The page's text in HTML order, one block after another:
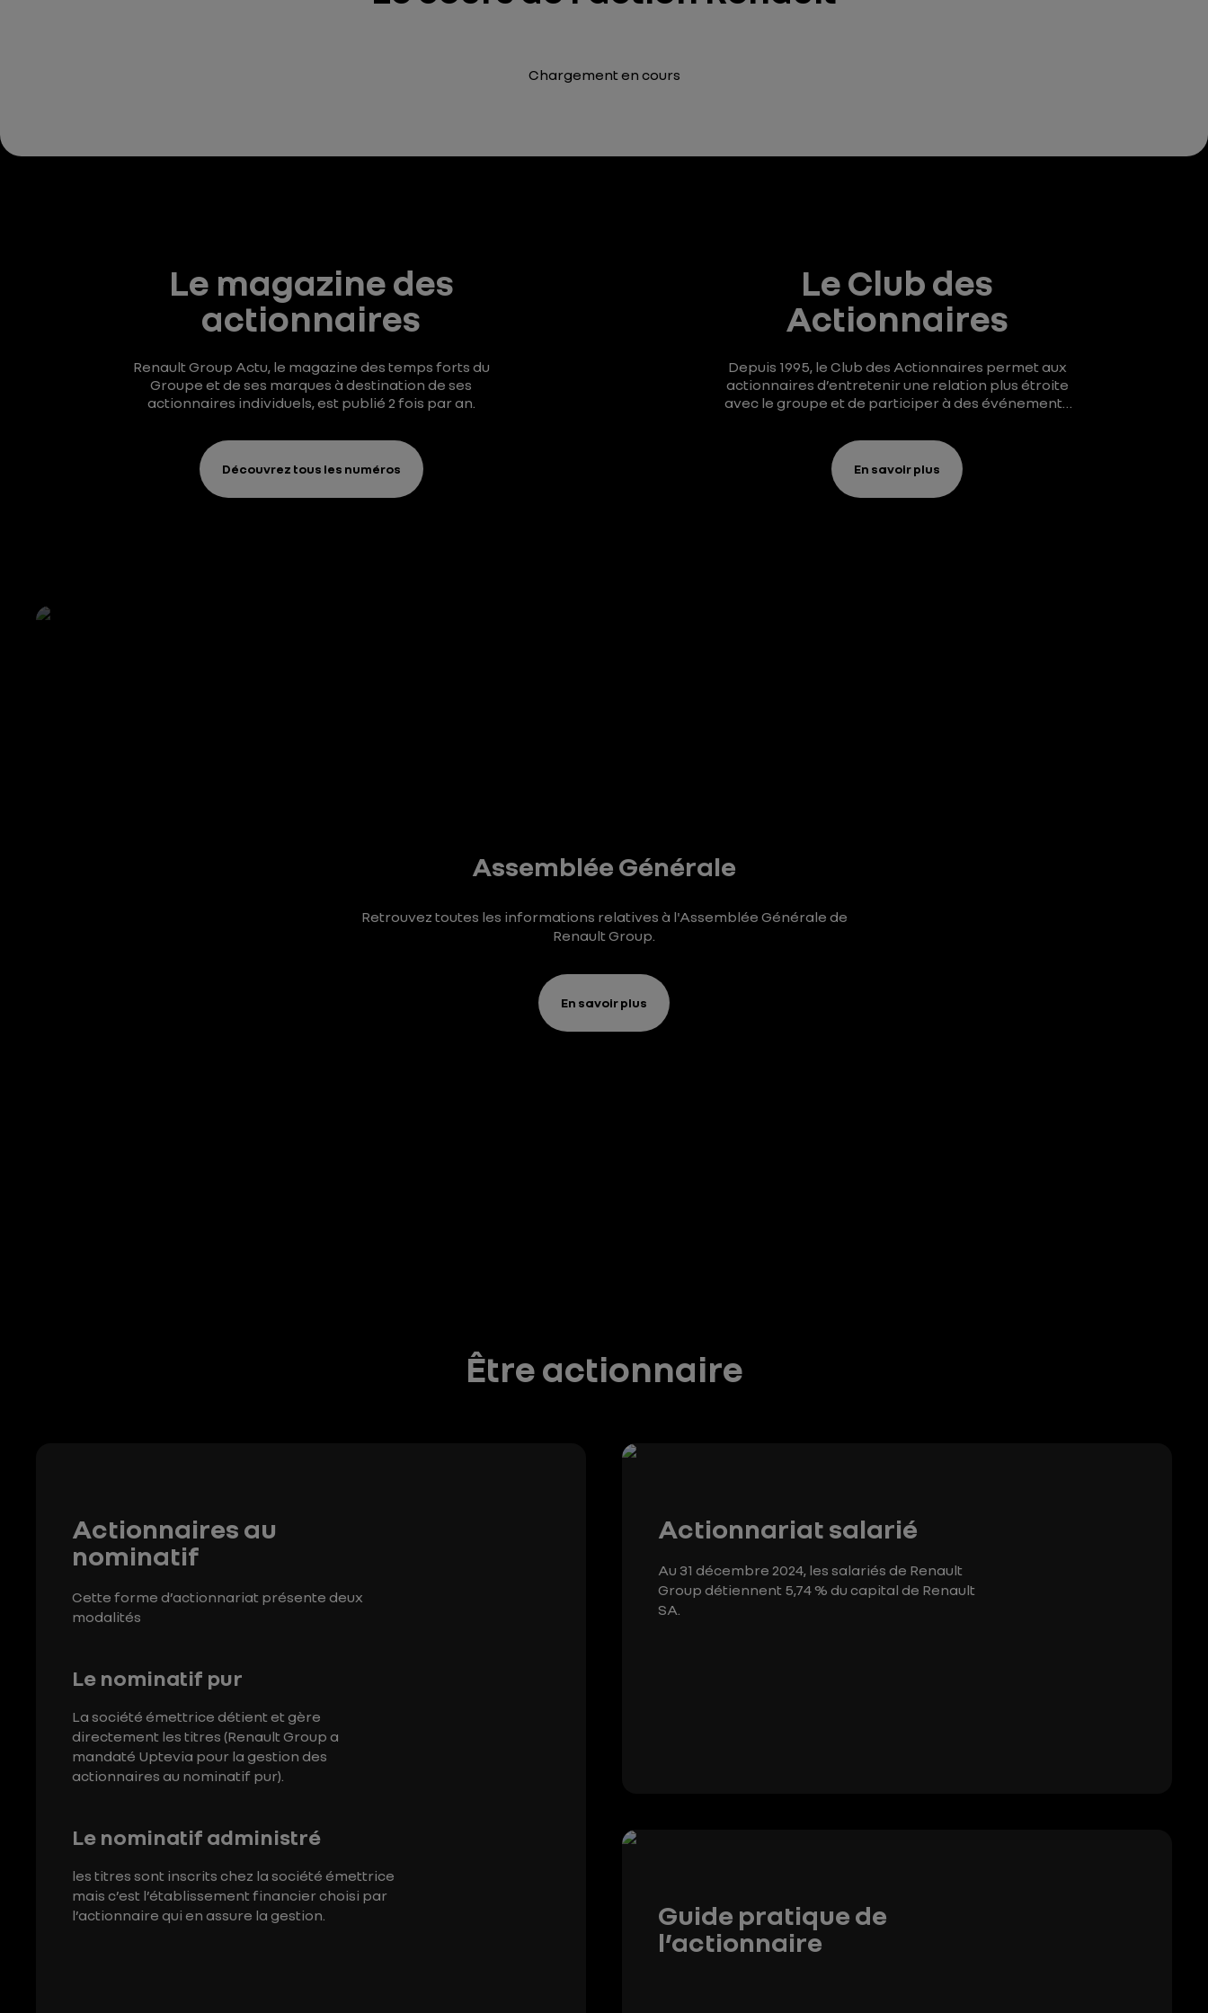
Chargement en cours
Le magazine des
actionnaires
Renault Group Actu, le magazine des temps forts du
Groupe et de ses marques à destination de ses
actionnaires individuels, est publié 2 fois par an.
Découvrez tous les numéros
Le Club des
Actionnaires
Depuis 1995, le Club des Actionnaires permet aux
actionnaires d’entretenir une relation plus étroite
avec le groupe et de participer à des événements
En savoir plus
Assemblée Générale
Retrouvez toutes les informations relatives à l'Assemblée Générale de
Renault Group.
En savoir plus
Être actionnaire
Actionnaires au
nominatif
Cette forme d’actionnariat présente deux
modalités
Le nominatif pur
La société émettrice détient et gère
directement les titres (Renault Group a
mandaté Uptevia pour la gestion des
actionnaires au nominatif pur).
Le nominatif administré
les titres sont inscrits chez la société émettrice
mais c’est l’établissement financier choisi par
l’actionnaire qui en assure la gestion.
Actionnariat salarié
Au 31 décembre 2024, les salariés de Renault
Group détiennent 5,74 % du capital de Renault
SA.
Guide pratique de
l’actionnaire